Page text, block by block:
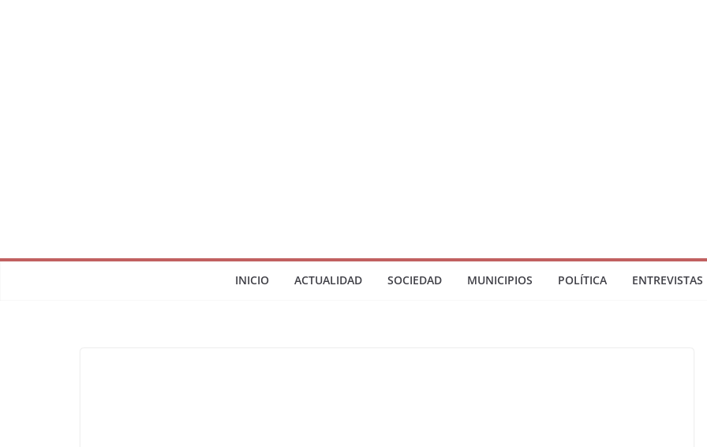
INICIO ACTUALIDAD SOCIEDAD MUNICIPIOS POLÍTICA ENTREVISTAS